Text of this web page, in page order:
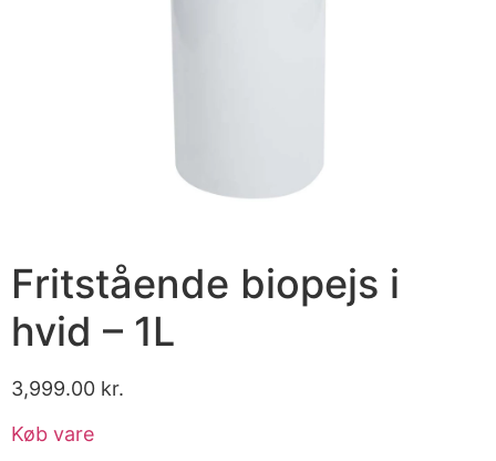
Fritstående biopejs i
hvid – 1L
3,999.00 kr.
Køb vare